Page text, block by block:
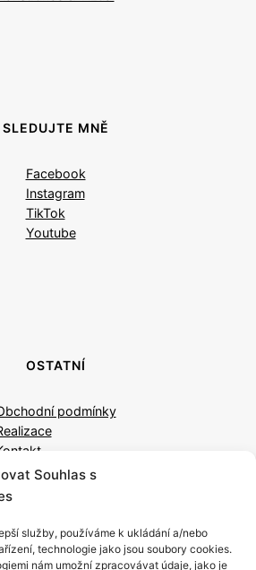
Souhlas s
služby, používáme k ukládání a/nebo
technologie jako jsou soubory cookies.
nám umožní zpracovávat údaje, jako je
SLEDUJTE MNĚ
Facebook
Instagram
TikTok
Youtube
OSTATNÍ
podmínky